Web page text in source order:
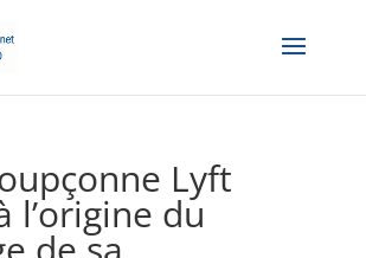
Lyft
l’origine du